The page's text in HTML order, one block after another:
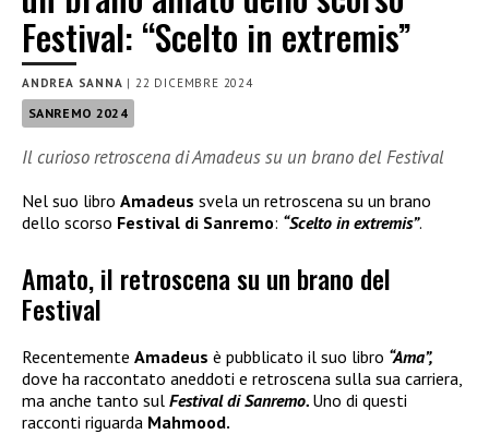
Festival: “Scelto in extremis”
ANDREA SANNA |22 DICEMBRE 2024
SANREMO 2024
Il curioso retroscena di Amadeus su un brano del Festival
Nel suo libro Amadeus svela un retroscena su un brano
dello scorso Festival di Sanremo: “Scelto in extremis”.
Amato, il retroscena su un brano del
Festival
Recentemente Amadeus è pubblicato il suo libro “Ama”,
dove ha raccontato aneddoti e retroscena sulla sua carriera,
ma anche tanto sul Festival di Sanremo. Uno di questi
racconti riguarda Mahmood.